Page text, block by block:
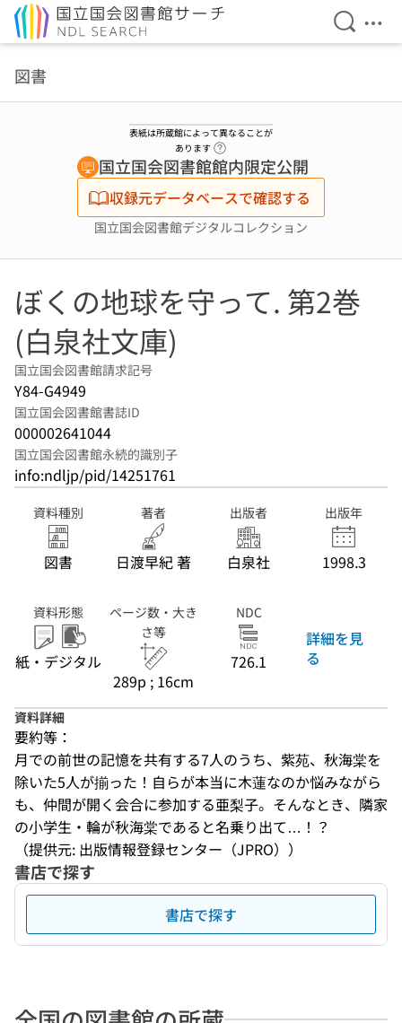
検索を
メ
図書
表紙は所蔵館によって異なることが
あります
国立国会図書館館内限定公開
収録元データベースで確認する
国立国会図書館デジタルコレクション
ぼくの地球を守って. 第2巻
(白泉社文庫)
国立国会図書館請求記号
Y84-G4949
国立国会図書館書誌ID
000002641044
国立国会図書館永続的識別子
info:ndljp/pid/14251761
資料種別
図書
著者
日渡早紀 著
出版者
白泉社
出版年
1998.3
資料形態
紙・デジタル
ページ数・大き
さ等
289p ; 16cm
NDC
726.1
詳細を見
る
資料詳細
要約等：
月での前世の記憶を共有する7人のうち、紫苑、秋海棠を
除いた5人が揃った！自らが本当に木蓮なのか悩みながら
も、仲間が開く会合に参加する亜梨子。そんなとき、隣家
の小学生・輪が秋海棠であると名乗り出て…！？
（提供元: 出版情報登録センター（JPRO））
書店で探す
書店で探す